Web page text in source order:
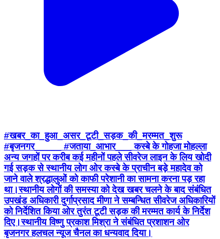
#खबर_का_हुआ_असर_टूटी_सड़क_की_मरम्मत_शुरू
#बृजनगर_____ #जताया_आभार___ कस्बे के गोहजा मोहल्ला
अन्य जगहों पर करीब कई महीनों पहले सीवरेज लाइन के लिय खोदी
गई सड़क से स्थानीय लोग ओर कस्बे के प्राचीन बड़े महादेव को
जाने वाले श्रद्धालुओं को काफी परेशानी का सामना करना पड़ रहा
था।स्थानीय लोगों की समस्या को देख खबर चलने के बाद संबंधित
उपखंड अधिकारी दुर्गाप्रसाद मीणा ने सम्बन्धित सीवरेज अधिकारियों
को निर्देशित किया ओर तुरंत टूटी सड़क की मरम्मत कार्य के निर्देश
दिए।स्थानीय विष्णु प्रकाश मिश्रा ने संबंधित प्रशाशन ओर
बृजनगर हलचल न्यूज चैनल का धन्यवाद दिया।